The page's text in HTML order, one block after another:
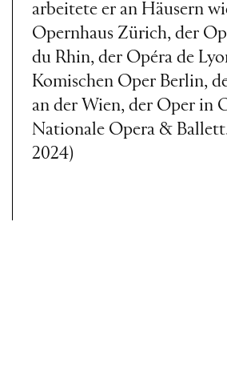
arbeitete er an Häusern
Opernhaus Zürich, der
du Rhin, der Opéra de
Komischen Oper Berlin,
an der Wien, der Oper in
Nationale Opera &
2024)